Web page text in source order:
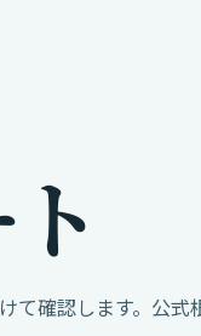
ト
て確認します。公式